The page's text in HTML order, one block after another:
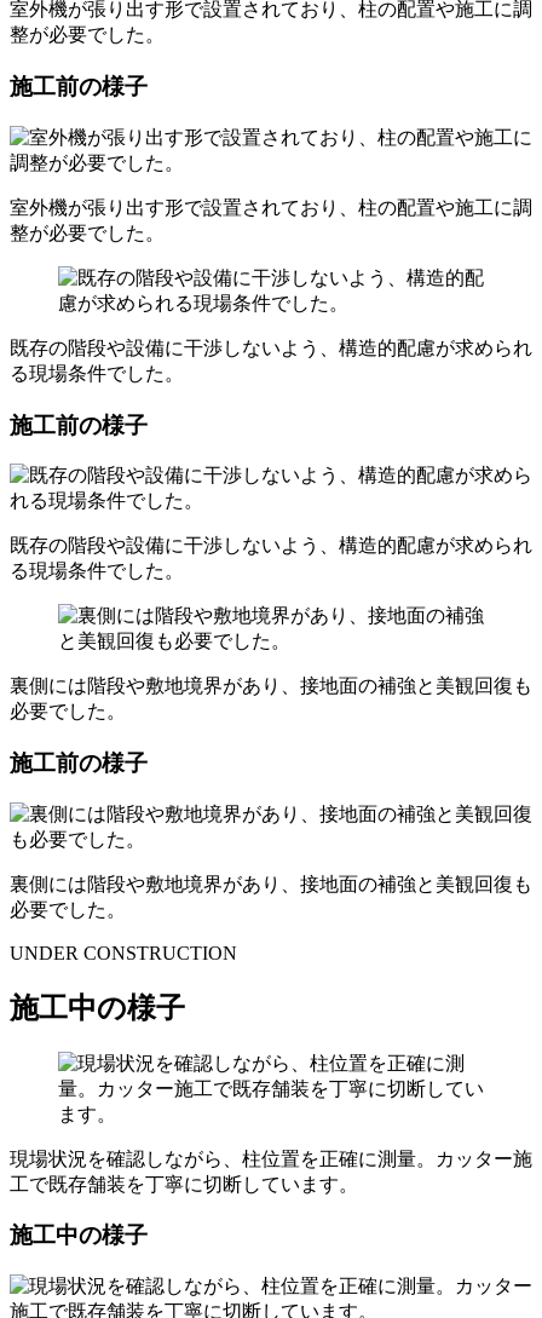
室外機が張り出す形で設置されており、柱の配置や施工に調
整が必要でした。
施工前の様子
室外機が張り出す形で設置されており、柱の配置や施工に調
整が必要でした。
既存の階段や設備に干渉しないよう、構造的配慮が求められ
る現場条件でした。
施工前の様子
既存の階段や設備に干渉しないよう、構造的配慮が求められ
る現場条件でした。
裏側には階段や敷地境界があり、接地面の補強と美観回復も
必要でした。
施工前の様子
裏側には階段や敷地境界があり、接地面の補強と美観回復も
必要でした。
UNDER CONSTRUCTION
施工中の様子
現場状況を確認しながら、柱位置を正確に測量。カッター施
工で既存舗装を丁寧に切断しています。
施工中の様子